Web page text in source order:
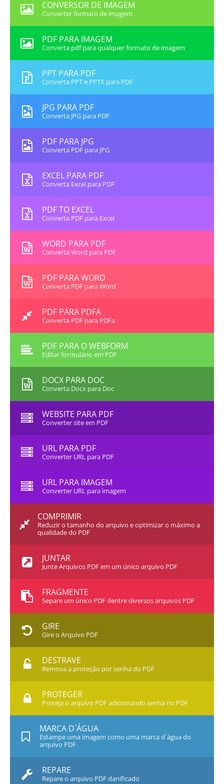
CONVERSOR DE IMAGEM
Converter formato de imagem
PDF PARA IMAGEM
Converta pdf para qualquer formato de imagem
PPT PARA PDF
Converta PPT e PPTX para PDF
JPG PARA PDF
Converta JPG para PDF
PDF PARA JPG
Converta PDF para JPG
EXCEL PARA PDF
Converta Excel para PDF
PDF TO EXCEL
Converta PDF para Excel
WORD PARA PDF
Converta Word para PDF
PDF PARA WORD
Converta PDF para Word
PDF PARA PDFA
Converta PDF para PDFa
PDF PARA O WEBFORM
Editar formulário em PDF
DOCX PARA DOC
Converta Docx para Doc
WEBSITE PARA PDF
Converter site em PDF
URL PARA PDF
Converter URL para PDF
URL PARA IMAGEM
Converter URL para imagem
COMPRIMIR
Reduzir o tamanho do arquivo e optimizar o máximo a
qualidade do PDF
JUNTAR
Junte Arquivos PDF em um único arquivo PDF
FRAGMENTE
Separe um único PDF dentre diversos arquivos PDF
GIRE
Gire o Arquivo PDF
DESTRAVE
Remova a proteção por senha do PDF
PROTEGER
Proteja o arquivo PDF adicionando senha no PDF
MARCA D`ÁGUA
Estampe uma imagem como uma marca d`água do
arquivo PDF
REPARE
Repare o arquivo PDF danificado